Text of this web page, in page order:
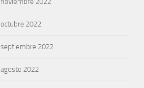
octubre 2022
septiembre 2022
agosto 2022